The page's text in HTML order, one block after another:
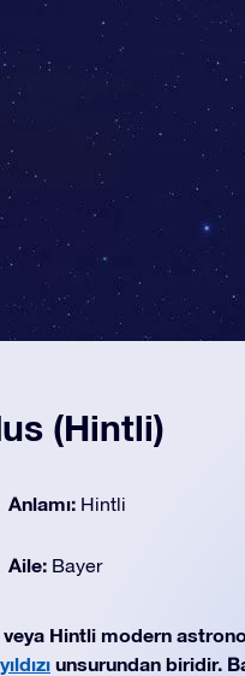
(Hintli)
Anlamı: Hintli
Aile: Bayer
Hintli modern
unsurundan biridir.